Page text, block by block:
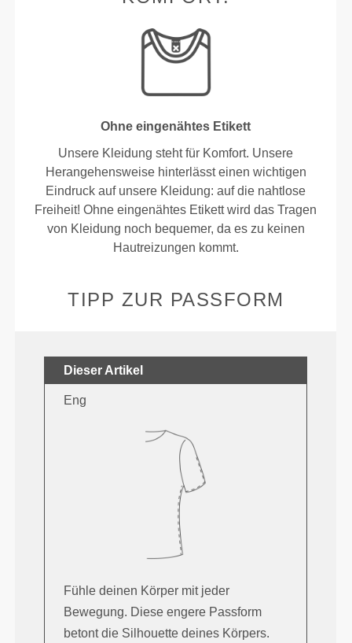
Ohne eingenähtes Etikett
Unsere Kleidung steht für Komfort. Unsere
Herangehensweise hinterlässt einen wichtigen
Eindruck auf unsere Kleidung: auf die nahtlose
Freiheit! Ohne eingenähtes Etikett wird das Tragen
von Kleidung noch bequemer, da es zu keinen
Hautreizungen kommt.
TIPP ZUR PASSFORM
Dieser Artikel
Eng
Fühle deinen Körper mit jeder
Bewegung. Diese engere Passform
betont die Silhouette deines Körpers.